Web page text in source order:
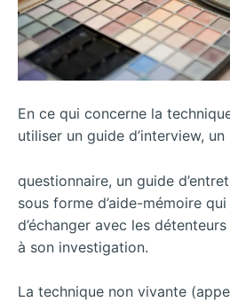
En ce qui concerne la
utiliser un guide d’interview, un
questionnaire, un guide
sous forme d’aide-mémoire
d’échanger avec les
à son investigation.
La technique non vivante